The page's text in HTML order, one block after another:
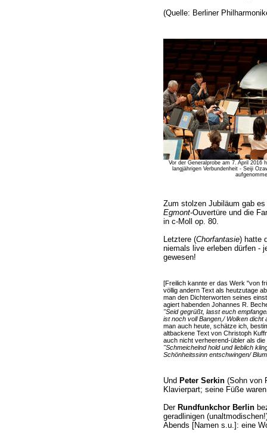
(Quelle: Berliner
Vor der Generalprobe am 7. April 2016
langjährigen Verbundenheit - Seiji
Zum stolzen Jubiläum gab
Egmont-Ouvertüre und die
in c-Moll op. 80.
Letztere (Chorfantasie) hatte
niemals live erleben dürfen -
gewesen!
[Freilich kannte er das Werk "von
völlig andern Text als heutzutage
man den Dichterworten seines
agiert habenden Johannes R.
"Seid gegrüßt, lasst euch
ist noch voll Bangen,/ Wolken dicht
man auch heute, schätze ich,
altbackene Text von Christoph
auch nicht verheerend-übler als
"Schmeichelnd hold und lieblich
Schönheitssinn entschwingen/
Und Peter Serkin(Sohn von
Klavierpart; seine Füße
Der Rundfunkchor Berlin
geradlinigen
Abends [Namen s.u.]: eine